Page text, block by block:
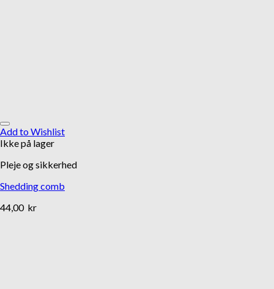
Add to Wishlist
Ikke på lager
Pleje og sikkerhed
Shedding comb
44,00 kr